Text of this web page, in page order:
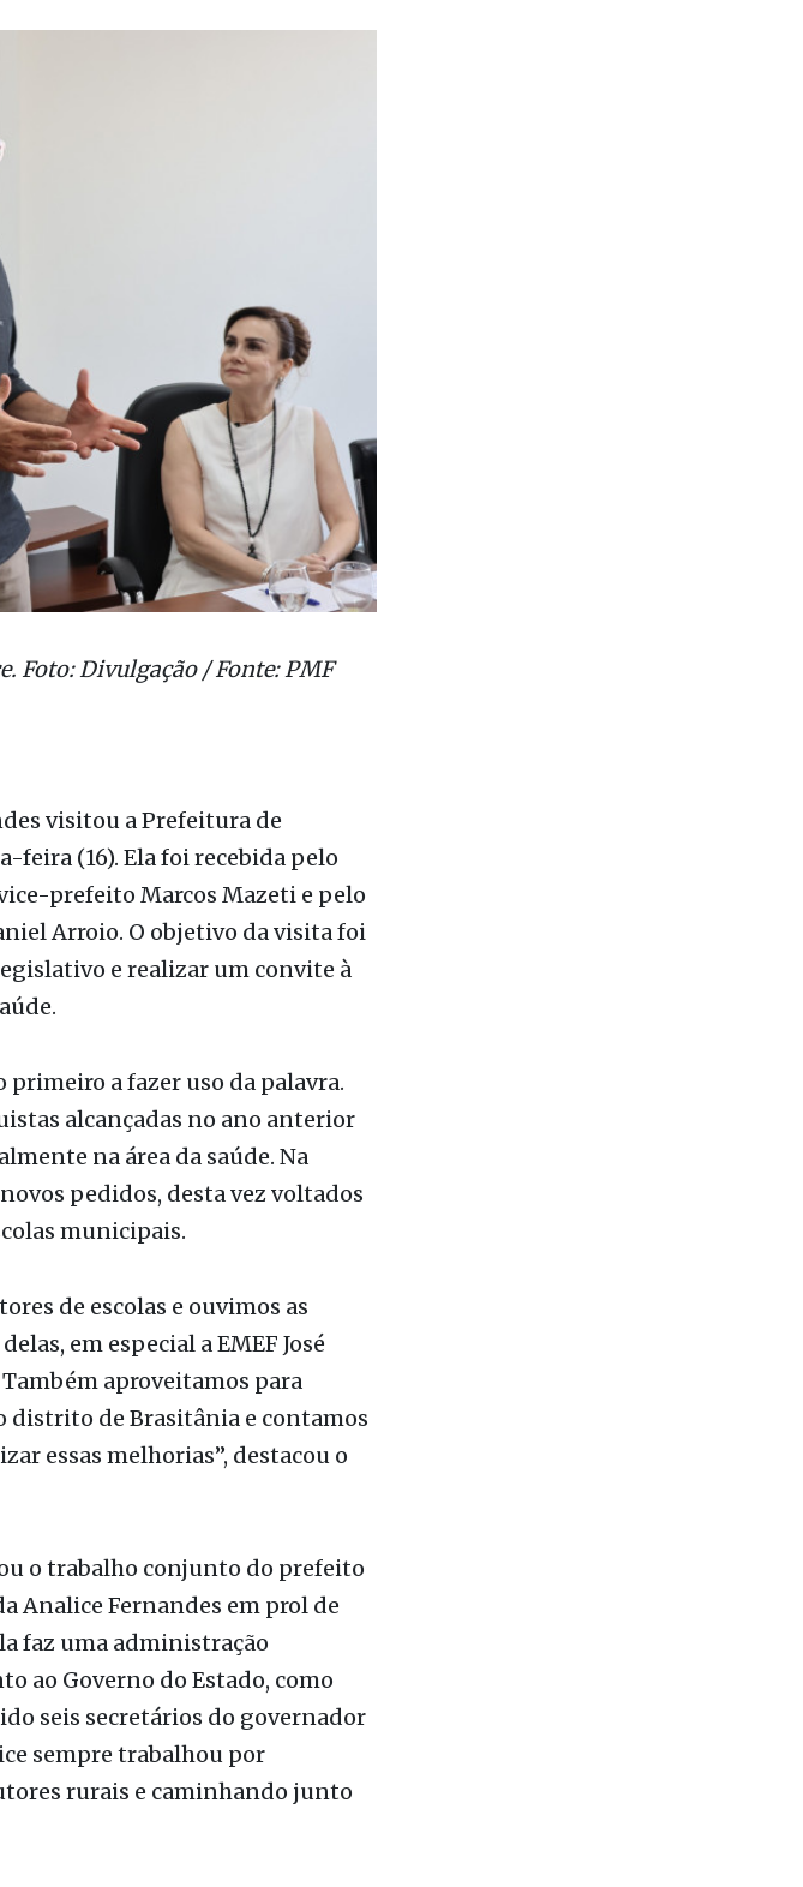
Foto: Divulgação / Fonte: PMF
visitou a Prefeitura de
feira (16). Ela foi recebida pelo
prefeito Marcos Mazeti e pelo
Arroio. O objetivo da visita foi
e realizar um convite à
primeiro a fazer uso da palavra.
alcançadas no ano anterior
na área da saúde. Na
pedidos, desta vez voltados
municipais.
de escolas e ouvimos as
em especial a EMEF José
aproveitamos para
distrito de Brasitânia e contamos
essas melhorias”, destacou o
o trabalho conjunto do prefeito
Analice Fernandes em prol de
faz uma administração
ao Governo do Estado, como
seis secretários do governador
sempre trabalhou por
rurais e caminhando junto